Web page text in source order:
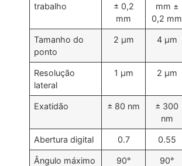
trabalho
± 0,2
mm
mm ±
0,2 mm
Tamanho do
ponto
2 µm 4 µm
Resolução
lateral
1 µm 2 µm
Exatidão ± 80 nm
± 300
nm
Abertura digital 0.7 0.55
Ângulo máximo
90°
90°